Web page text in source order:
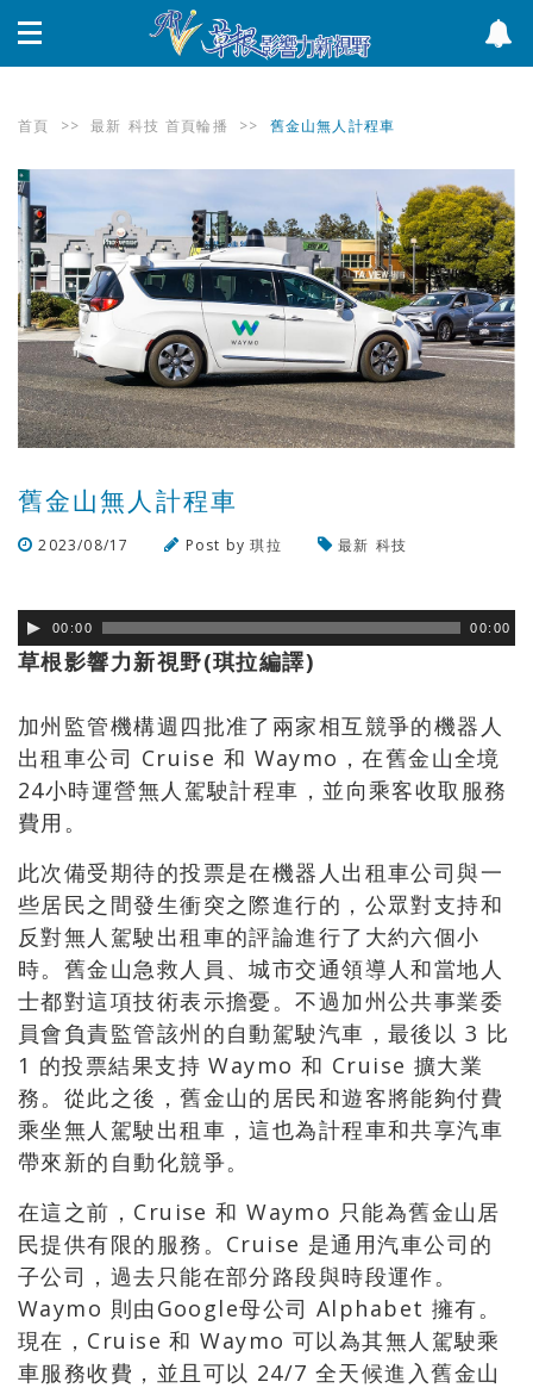
首頁 >> 最新 科技 首頁輪播 >> 舊金山無人計程車
舊金山無人計程車
2023/08/17 Post by琪拉 最新 科技
00:00 00:00
草根影響力新視野(琪拉編譯)
加州監管機構週四批准了兩家相互競爭的機器人
出租車公司 Cruise 和 Waymo，在舊金山全境
24小時運營無人駕駛計程車，並向乘客收取服務
費用。
此次備受期待的投票是在機器人出租車公司與一
些居民之間發生衝突之際進行的，公眾對支持和
反對無人駕駛出租車的評論進行了大約六個小
時。舊金山急救人員、城市交通領導人和當地人
士都對這項技術表示擔憂。不過加州公共事業委
員會負責監管該州的自動駕駛汽車，最後以 3 比
1 的投票結果支持 Waymo 和 Cruise 擴大業
務。從此之後，舊金山的居民和遊客將能夠付費
乘坐無人駕駛出租車，這也為計程車和共享汽車
帶來新的自動化競爭。
在這之前，Cruise 和 Waymo 只能為舊金山居
民提供有限的服務。Cruise 是通用汽車公司的
子公司，過去只能在部分路段與時段運作。
Waymo 則由Google母公司 Alphabet 擁有。
現在，Cruise 和 Waymo 可以為其無人駕駛乘
車服務收費，並且可以 24/7 全天候進入舊金山